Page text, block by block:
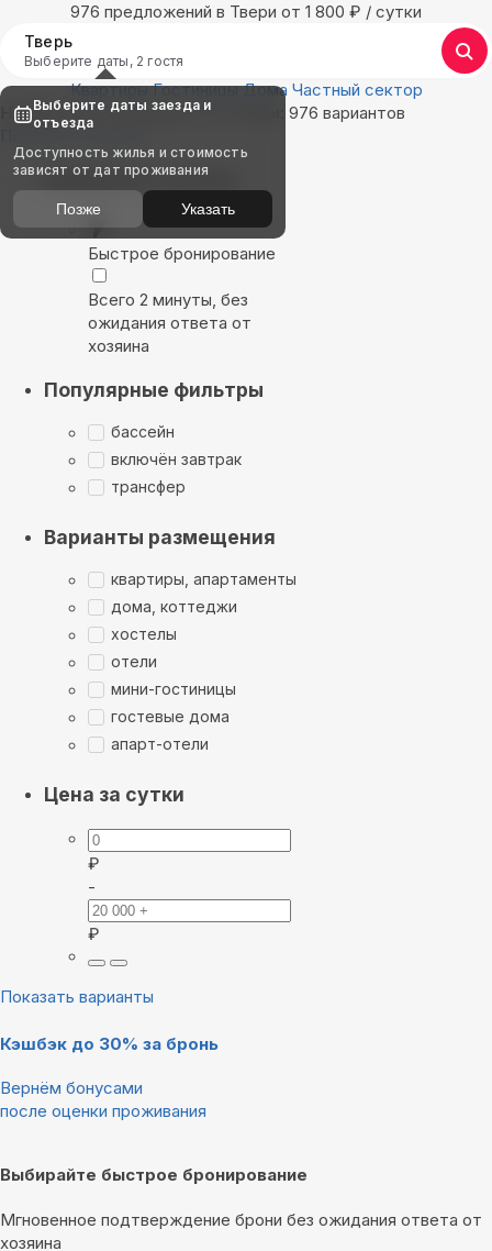
976 предложений в Твери oт 1 800 ₽ / сутки
Тверь
Выберите даты, 2 гостя
Квартиры Гостиницы Дома Частный сектор
Найдём, где остановиться в Твери: 976 вариантов
Показать на карте
Выбирайте лучшее
Быстрое бронирование
Всего 2 минуты, без
ожидания ответа от
хозяина
Популярные фильтры
бассейн
включён завтрак
трансфер
Варианты размещения
квартиры, апартаменты
дома, коттеджи
хостелы
отели
мини-гостиницы
гостевые дома
апарт-отели
Цена за сутки
₽
-
₽
Показать варианты
Кэшбэк до 30% за бронь
Вернём бонусами
после оценки проживания
Выбирайте быстрое бронирование
Мгновенное подтверждение брони без ожидания ответа от
хозяина
Выберите даты заезда и
отъезда
Доступность жилья и стоимость
зависят от дат проживания
Позже Указать